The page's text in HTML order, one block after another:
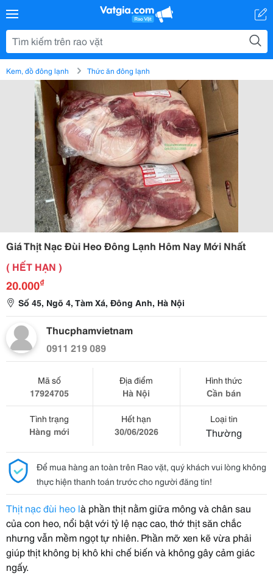
Kem, đồ đông lạnh Thức ăn đông lạnh
Giá Thịt Nạc Đùi Heo Đông Lạnh Hôm Nay Mới Nhất
( HẾT HẠN )
20.000₫
Số 45, Ngõ 4, Tàm Xá, Đông Anh, Hà Nội
Thucphamvietnam
0911 219 089
Mã số
17924705
Địa điểm
Hà Nội
Hình thức
Cần bán
Tình trạng
Hàng mới
Hết hạn
30/06/2026
Loại tin
Thường
Để mua hàng an toàn trên Rao vặt, quý khách vui lòng không
thực hiện thanh toán trước cho người đăng tin!
Thịt nạc đùi heo là phần thịt nằm giữa mông và chân sau
của con heo, nổi bật với tỷ lệ nạc cao, thớ thịt săn chắc
nhưng vẫn mềm ngọt tự nhiên. Phần mỡ xen kẽ vừa phải
giúp thịt không bị khô khi chế biến và không gây cảm giác
ngấy.